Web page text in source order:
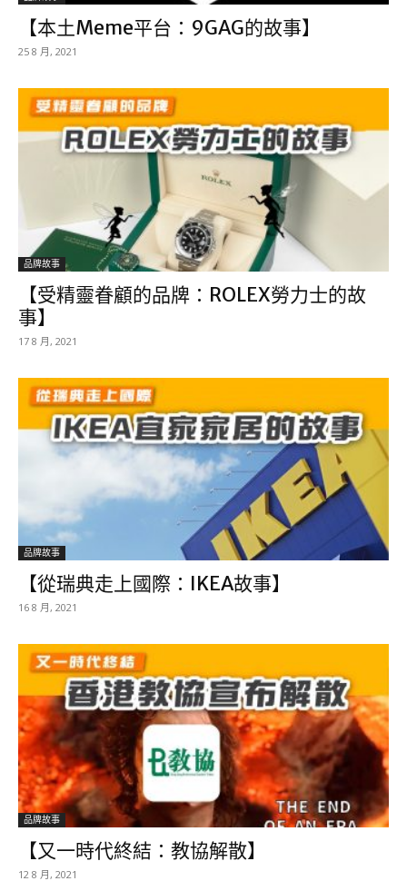
【本土Meme平台：9GAG的故事】
25 8 月, 2021
品牌故事
【受精靈眷顧的品牌：ROLEX勞力士的故
事】
17 8 月, 2021
品牌故事
【從瑞典走上國際：IKEA故事】
16 8 月, 2021
品牌故事
【又一時代終結：教協解散】
12 8 月, 2021